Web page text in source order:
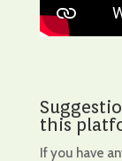
this
If you have